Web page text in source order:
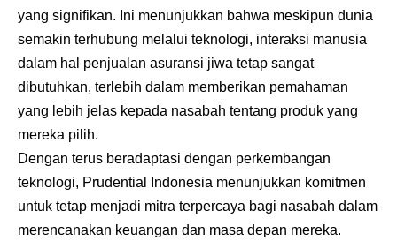
yang signifikan. Ini menunjukkan bahwa meskipun dunia
semakin terhubung melalui teknologi, interaksi manusia
dalam hal penjualan asuransi jiwa tetap sangat
dibutuhkan, terlebih dalam memberikan pemahaman
yang lebih jelas kepada nasabah tentang produk yang
mereka pilih.
Dengan terus beradaptasi dengan perkembangan
teknologi, Prudential Indonesia menunjukkan komitmen
untuk tetap menjadi mitra terpercaya bagi nasabah dalam
merencanakan keuangan dan masa depan mereka.